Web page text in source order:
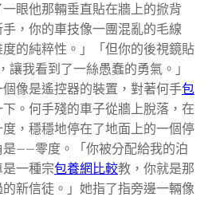
眼他那輛垂直貼在牆上的掀背
，你的車技像一團混亂的毛線
的純粹性。」「但你的後視鏡貼
我看到了一絲愚蠢的勇氣。」
像是遙控器的裝置，對著何手包
。何手殘的車子從牆上脫落，在
，穩穩地停在了地面上的一個停
——零度。「你被分配給我的泊
一種宗包養網比較教，你就是那
新信徒。」她指了指旁邊一輛像